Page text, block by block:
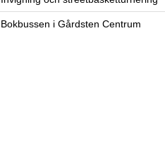
Bokbussen i Gårdsten Centrum